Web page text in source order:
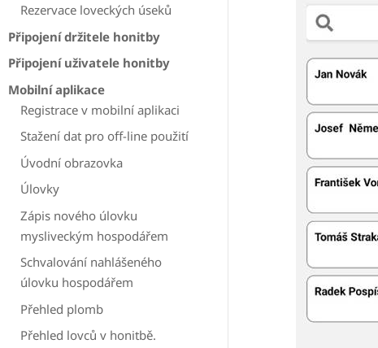
Rezervace loveckých úseků
Připojení držitele honitby
Připojení uživatele honitby
Mobilní aplikace
Registrace v mobilní aplikaci
Stažení dat pro off-line použití
Úvodní obrazovka
Úlovky
Zápis nového úlovku
mysliveckým hospodářem
Schvalování nahlášeného
úlovku hospodářem
Přehled plomb
Přehled lovců v honitbě.